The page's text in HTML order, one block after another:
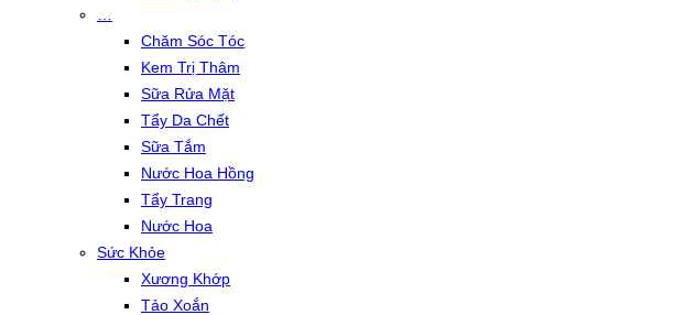
Chăm Sóc Tóc
Kem Trị Thâm
Sữa Rửa Mặt
Tẩy Da Chết
Sữa Tắm
Nước Hoa Hồng
Tẩy Trang
Nước Hoa
Sức Khỏe
Xương Khớp
Tảo Xoắn